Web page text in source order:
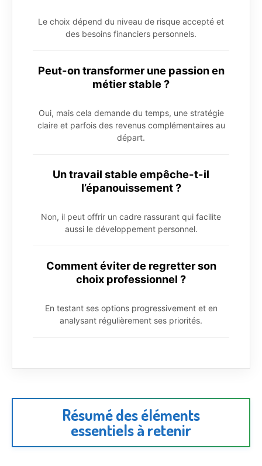
Le choix dépend du niveau de risque accepté et
des besoins financiers personnels.
Peut-on transformer une passion en
métier stable ?
Oui, mais cela demande du temps, une stratégie
claire et parfois des revenus complémentaires au
départ.
Un travail stable empêche-t-il
l’épanouissement ?
Non, il peut offrir un cadre rassurant qui facilite
aussi le développement personnel.
Comment éviter de regretter son
choix professionnel ?
En testant ses options progressivement et en
analysant régulièrement ses priorités.
Résumé des éléments
essentiels à retenir